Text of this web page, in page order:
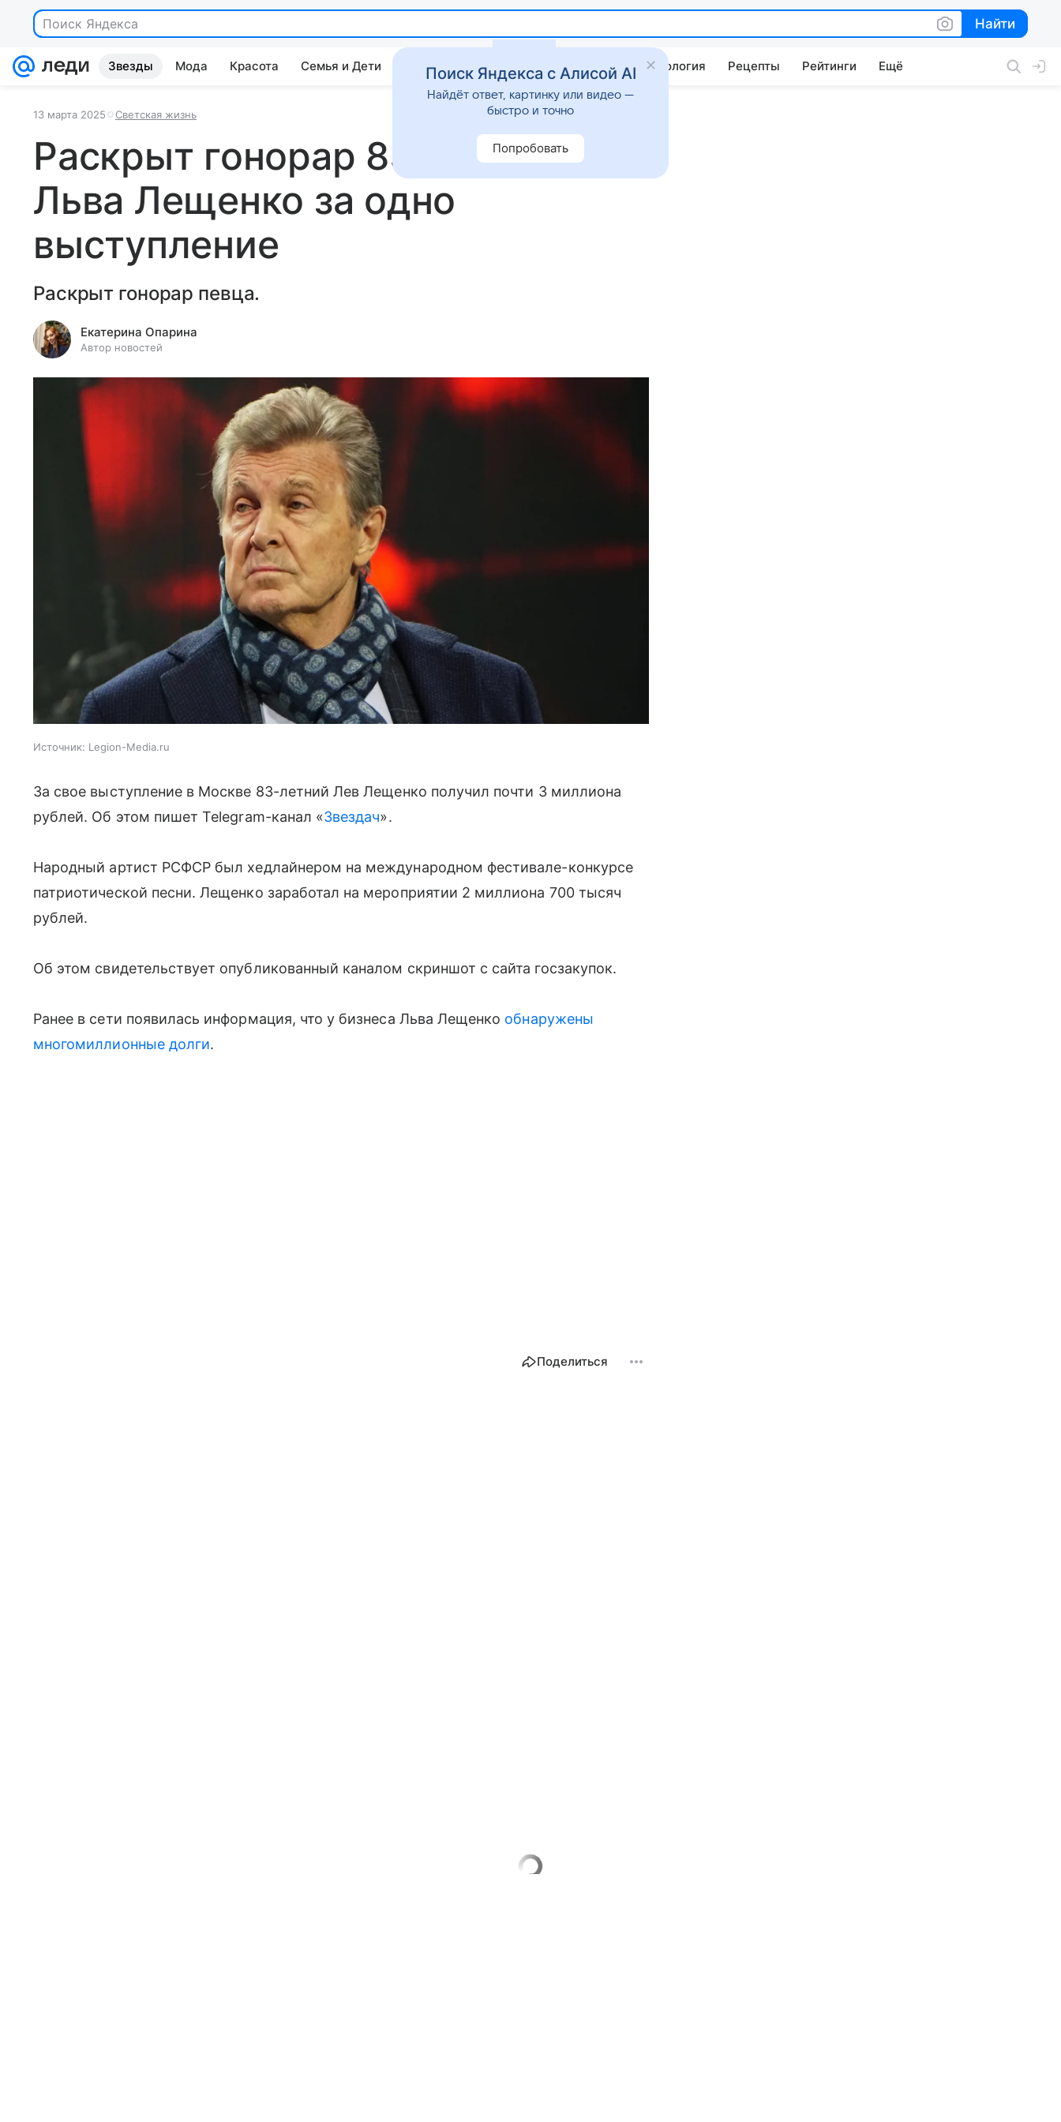
Поиск Яндекса Найти
Найти
Звезды Мода Красота Семья и Дети Дом Гороскопы Стиль жизни Психология Рецепты Рейтинги Ещё
13 марта 2025 Светская жизнь
Раскрыт гонорар 83-летнего
Льва Лещенко за одно
выступление
Раскрыт гонорар певца.
Екатерина Опарина
Автор новостей
Источник: Legion-Media.ru
За свое выступление в Москве 83-летний Лев Лещенко получил почти 3 миллиона
рублей. Об этом пишет Telegram-канал «Звездач».
Народный артист РСФСР был хедлайнером на международном фестивале-конкурсе
патриотической песни. Лещенко заработал на мероприятии 2 миллиона 700 тысяч
рублей.
Об этом свидетельствует опубликованный каналом скриншот с сайта госзакупок.
Ранее в сети появилась информация, что у бизнеса Льва Лещенко обнаружены
многомиллионные долги.
Поделиться
Поиск Яндекса с Алисой AI
Найдёт ответ, картинку или видео —
быстро и точно
Попробовать